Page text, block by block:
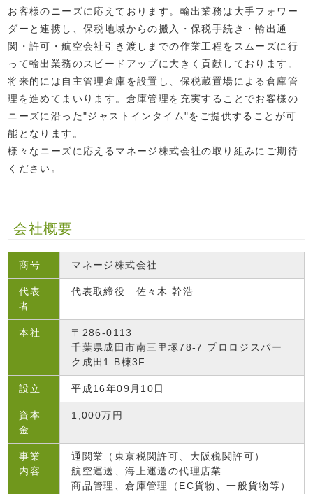
お客様のニーズに応えております。輸出業務は大手フォワー
ダーと連携し、保税地域からの搬入・保税手続き・輸出通
関・許可・航空会社引き渡しまでの作業工程をスムーズに行
って輸出業務のスピードアップに大きく貢献しております。
将来的には自主管理倉庫を設置し、保税蔵置場による倉庫管
理を進めてまいります。倉庫管理を充実することでお客様の
ニーズに沿った"ジャストインタイム"をご提供することが可
能となります。
様々なニーズに応えるマネージ株式会社の取り組みにご期待
ください。
会社概要
商号 マネージ株式会社
代表
者
代表取締役 佐々木 幹浩
本社
〒286-0113
千葉県成田市南三里塚78-7 プロロジスパー
ク成田1 B棟3F
設立 平成16年09月10日
資本
金
1,000万円
事業
内容
通関業（東京税関許可、大阪税関許可）
航空運送、海上運送の代理店業
商品管理、倉庫管理（EC貨物、一般貨物等）